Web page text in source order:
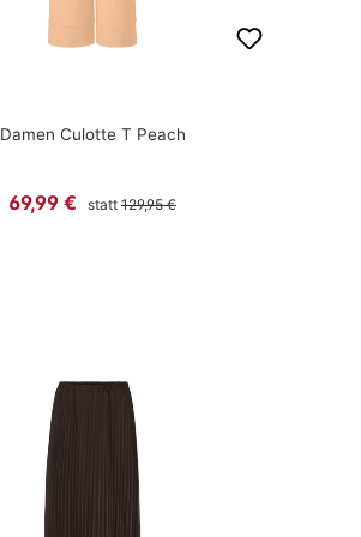
Damen Culotte T Peach
Verkaufspreis:
69,99 € statt Regulärer Preis:
129,95 €